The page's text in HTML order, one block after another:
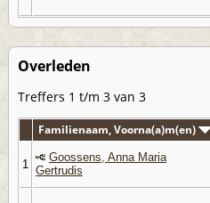
Overleden
Treffers 1 t/m 3 van 3
Familienaam, Voorna(a)m(en)
1
Goossens, Anna Maria
Gertrudis